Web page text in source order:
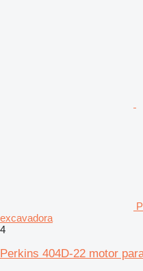
excavadora
4
Perkins 404D-22 motor